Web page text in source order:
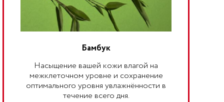
Бамбук
Насыщение вашей кожи влагой на
межклеточном уровне и сохранение
оптимального уровня увлажнённости в
течение всего дня.